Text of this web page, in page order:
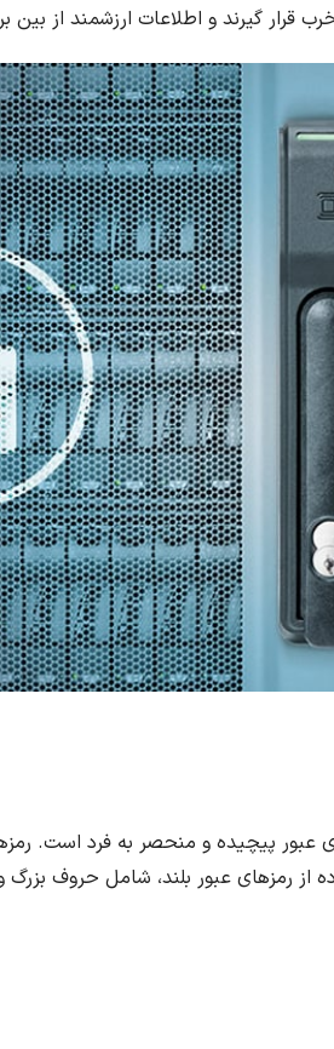
قرار گیرند و اطلاعات ارزشمند از بین
عبور پیچیده و منحصر به فرد است.
رمزهای عبور بلند، شامل حروف